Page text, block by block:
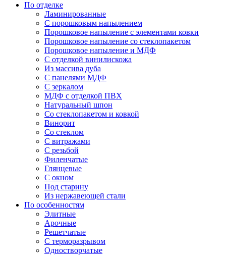
По отделке
Ламинированные
С порошковым напылением
Порошковое напыление с элементами ковки
Порошковое напыление со стеклопакетом
Порошковое напыление и МДФ
С отделкой винилискожа
Из массива дуба
С панелями МДФ
С зеркалом
МДФ с отделкой ПВХ
Натуральный шпон
Со стеклопакетом и ковкой
Винорит
Со стеклом
С витражами
С резьбой
Филенчатые
Глянцевые
С окном
Под старину
Из нержавеющей стали
По особенностям
Элитные
Арочные
Решетчатые
С терморазрывом
Одностворчатые